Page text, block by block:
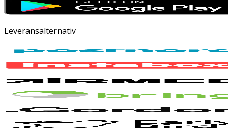
Leveransalternativ